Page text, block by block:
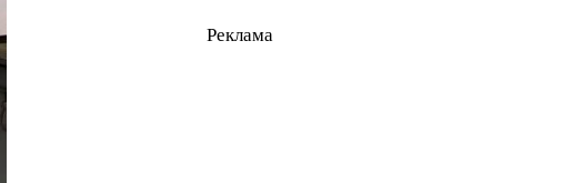
Реклама